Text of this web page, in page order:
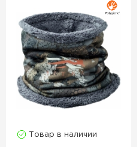
Товар в наличии